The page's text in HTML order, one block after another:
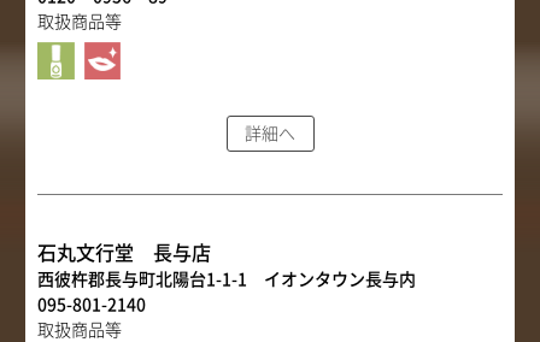
取扱商品等
詳細へ
石丸文行堂 長与店
西彼杵郡長与町北陽台1-1-1 イオンタウン長与内
095-801-2140
取扱商品等